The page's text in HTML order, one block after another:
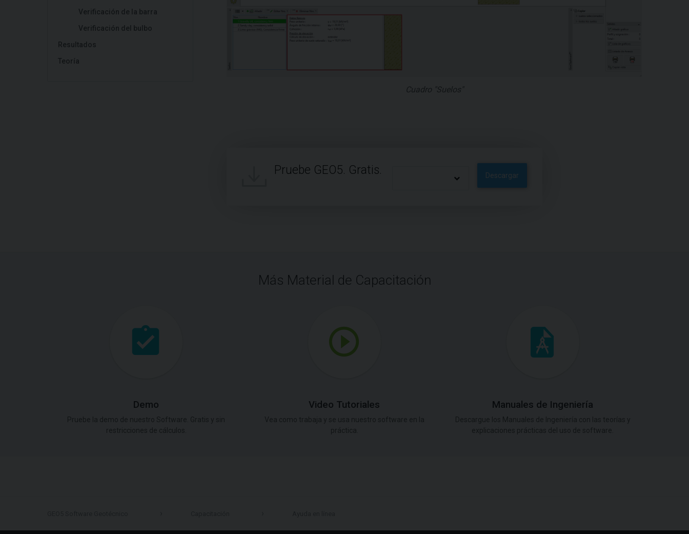
Verificación de la barra
Verificación del bulbo
Resultados
Teoría
Cuadro "Suelos"
Pruebe GEO5. Gratis. Descargar
Más Material de Capacitación
Demo Video Tutoriales Manuales de Ingeniería